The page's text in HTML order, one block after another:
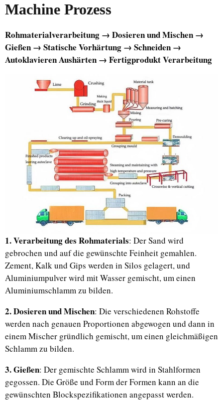
Machine Prozess
Rohmaterialverarbeitung → Dosieren und Mischen →
Gießen → Statische Vorhärtung → Schneiden →
Autoklavieren Aushärten → Fertigprodukt Verarbeitung
1. Verarbeitung des Rohmaterials: Der Sand wird
gebrochen und auf die gewünschte Feinheit gemahlen.
Zement, Kalk und Gips werden in Silos gelagert, und
Aluminiumpulver wird mit Wasser gemischt, um einen
Aluminiumschlamm zu bilden.
2. Dosieren und Mischen: Die verschiedenen Rohstoffe
werden nach genauen Proportionen abgewogen und dann in
einem Mischer gründlich gemischt, um einen gleichmäßigen
Schlamm zu bilden.
3. Gießen: Der gemischte Schlamm wird in Stahlformen
gegossen. Die Größe und Form der Formen kann an die
gewünschten Blockspezifikationen angepasst werden.